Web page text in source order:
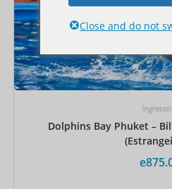
Dolphins Bay Phuket –
e
Close and do not